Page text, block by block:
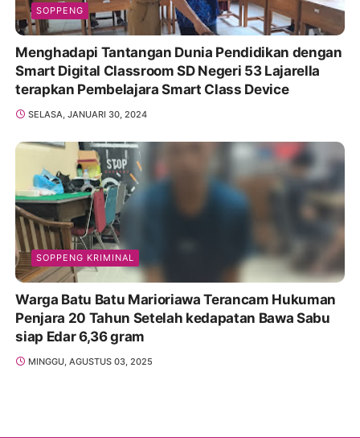
SOPPENG
Menghadapi Tantangan Dunia Pendidikan dengan
Smart Digital Classroom SD Negeri 53 Lajarella
terapkan Pembelajara Smart Class Device
SELASA, JANUARI 30, 2024
SOPPENG KRIMINAL
Warga Batu Batu Marioriawa Terancam Hukuman
Penjara 20 Tahun Setelah kedapatan Bawa Sabu
siap Edar 6,36 gram
MINGGU, AGUSTUS 03, 2025